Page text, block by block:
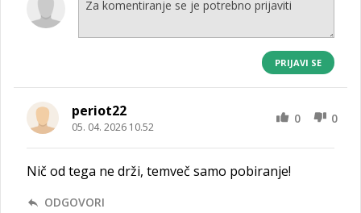
PRIJAVI SE
periot22
05. 04. 2026 10.52
0 0
Nič od tega ne drži, temveč samo pobiranje!
ODGOVORI